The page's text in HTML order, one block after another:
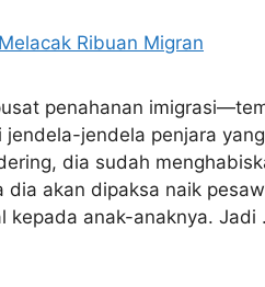
penahanan
jendela penjara
dia sudah
akan dipaksa naik
kepada anak-anaknya. Jadi